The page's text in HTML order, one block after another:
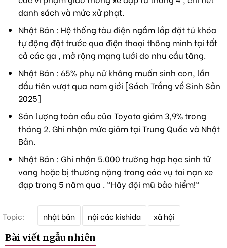
danh sách và mức xử phạt.
Nhật Bản : Hệ thống tàu điện ngầm lắp đặt tủ khóa
tự động đặt trước qua điện thoại thông minh tại tất
cả các ga , mở rộng mạng lưới do nhu cầu tăng.
Nhật Bản : 65% phụ nữ không muốn sinh con, lần
đầu tiên vượt qua nam giới [Sách Trắng về Sinh Sản
2025]
Sản lượng toàn cầu của Toyota giảm 3,9% trong
tháng 2. Ghi nhận mức giảm tại Trung Quốc và Nhật
Bản.
Nhật Bản : Ghi nhận 5.000 trường hợp học sinh tử
vong hoặc bị thương nặng trong các vụ tai nạn xe
đạp trong 5 năm qua . "Hãy đội mũ bảo hiểm!"
Topic:
h
nhật bản nội các kishida xã hội
Bài viết ngẫu nhiên